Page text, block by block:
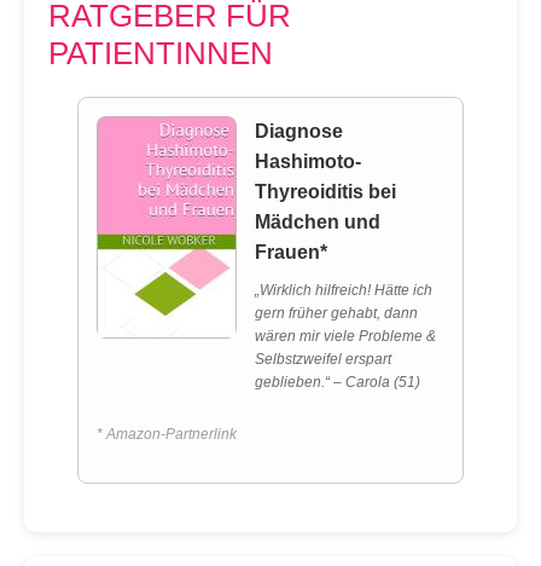
RATGEBER FÜR
PATIENTINNEN
Diagnose
Hashimoto-
Thyreoiditis bei
Mädchen und
Frauen*
„Wirklich hilfreich! Hätte ich
gern früher gehabt, dann
wären mir viele Probleme &
Selbstzweifel erspart
geblieben.“ – Carola (51)
* Amazon-Partnerlink